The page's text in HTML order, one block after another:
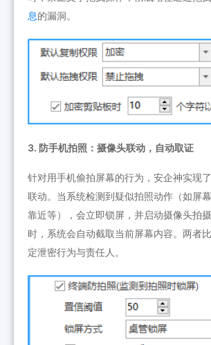
息的漏洞。
3. 防手机拍照：摄像头联动，自动取证
针对用手机偷拍屏幕的行为，安企神实现
联动。当系统检测到疑似拍照动作（如屏
靠近等），会立即锁屏，并启动摄像头拍
时，系统会自动截取当前屏幕内容。两者
定泄密行为与责任人。